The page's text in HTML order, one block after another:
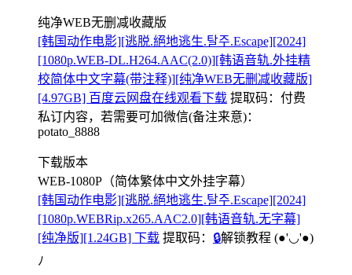
纯净WEB无删减收藏版
[韩国动作电影][逃脱.絕地逃生.탈주.Escape][2024]
[1080p.WEB-DL.H264.AAC(2.0)][韩语音轨.外挂精
校简体中文字幕(带注释)][纯净WEB无删减收藏版]
[4.97GB] 百度云网盘在线观看下载 提取码： 付费
私订内容，若需要可加微信(备注来意)：
potato_8888
下载版本
WEB-1080P（简体繁体中文外挂字幕）
[韩国动作电影][逃脱.絕地逃生.탈주.Escape][2024]
[1080p.WEBRip.x265.AAC2.0][韩语音轨.无字幕]
[纯净版][1.24GB] 下载 提取码： 🔒解锁教程 (●'◡'●)
ﾉ